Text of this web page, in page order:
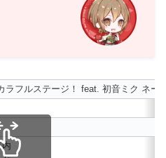
ラフルステージ！ feat. 初音ミク ネー